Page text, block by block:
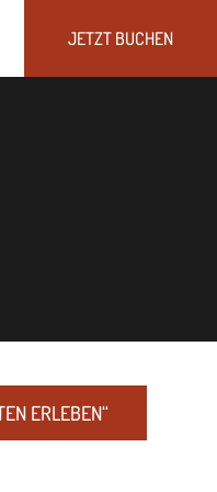
JETZT BUCHEN
ERLEBEN“